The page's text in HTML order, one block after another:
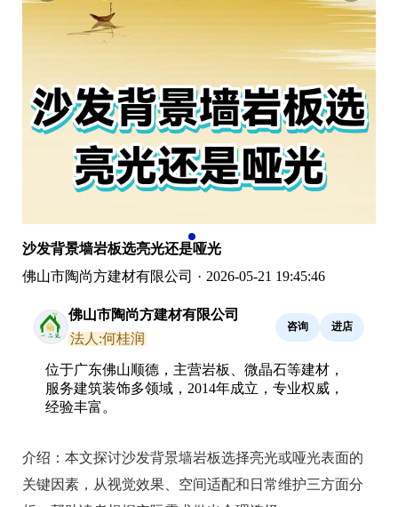
沙发背景墙岩板选亮光还是哑光
佛山市陶尚方建材有限公司 · 2026-05-21 19:45:46
佛山市陶尚方建材有限公司
法人:何桂润
咨询 进店
位于广东佛山顺德，主营岩板、微晶石等建材，
服务建筑装饰多领域，2014年成立，专业权威，
经验丰富。
介绍： 本文探讨沙发背景墙岩板选择亮光或哑光表面的
关键因素，从视觉效果、空间适配和日常维护三方面分